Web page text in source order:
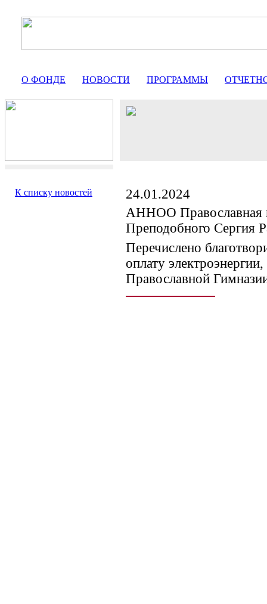
О ФОНДЕ НОВОСТИ ПРОГРАММЫ
К списку новостей
24.01.2024
АННОО Православная
Преподобного Сергия
Перечислено
оплату
Православной